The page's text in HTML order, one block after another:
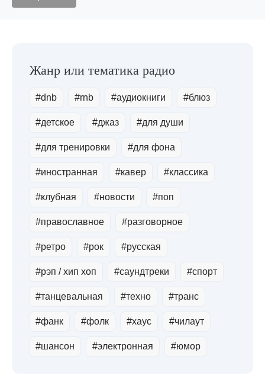
#dnb #rnb #аудиокниги #блюз
#детское #джаз #для души
#для тренировки #для фона
#иностранная #кавер #классика
#клубная #новости #поп
#православное #разговорное
#ретро #рок #русская
#рэп / хип хоп #саундтреки #спорт
#танцевальная #техно #транс
#фанк #фолк #хауc #чилаут
#шансон #электронная #юмор